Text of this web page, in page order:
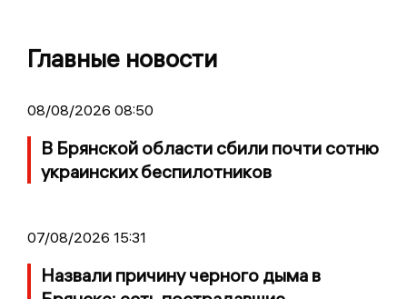
Главные новости
08/08/2026 08:50
В Брянской области сбили почти сотню
украинских беспилотников
07/08/2026 15:31
Назвали причину черного дыма в